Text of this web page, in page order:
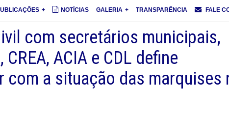
NOTÍCIAS GALERIA TRANSPARÊNCIA FALE
com secretários municipais,
ACIA e CDL define
com a situação das marquises